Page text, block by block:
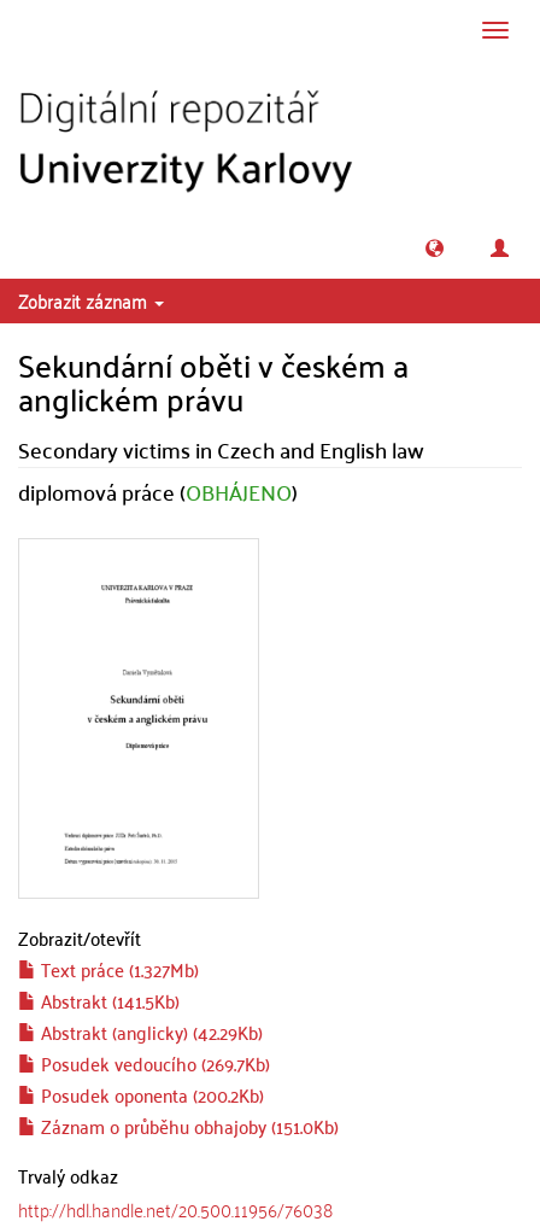
Zobrazit záznam
Sekundární oběti v českém a
anglickém právu
Secondary victims in Czech and English law
diplomová práce (OBHÁJENO)
Zobrazit/otevřít
Text práce (1.327Mb)
Abstrakt (141.5Kb)
Abstrakt (anglicky) (42.29Kb)
Posudek vedoucího (269.7Kb)
Posudek oponenta (200.2Kb)
Záznam o průběhu obhajoby (151.0Kb)
Trvalý odkaz
http://hdl.handle.net/20.500.11956/76038